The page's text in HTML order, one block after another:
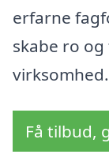
erfarne
skabe ro
virksomhed.
Få tilbud,